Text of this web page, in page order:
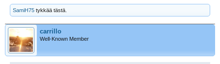
SamiH75 tykkää tästä.
carrillo
Well-Known Member